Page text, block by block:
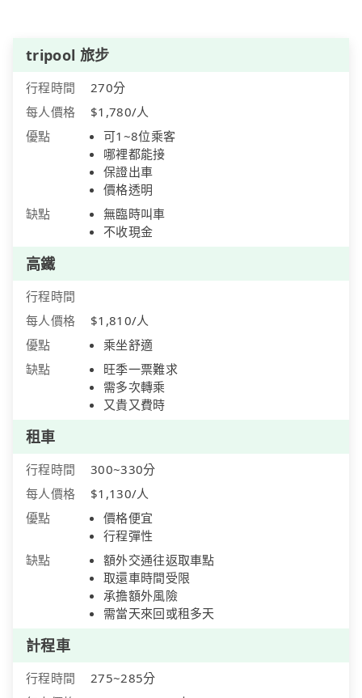
tripool 旅步
行程時間
270分
每人價格
$1,780/人
優點
可1~8位乘客
哪裡都能接
保證出車
價格透明
缺點
無臨時叫車
不收現金
高鐵
行程時間
每人價格
$1,810/人
優點
乘坐舒適
缺點
旺季一票難求
需多次轉乘
又貴又費時
租車
行程時間
300~330分
每人價格
$1,130/人
優點
價格便宜
行程彈性
缺點
額外交通往返取車點
取還車時間受限
承擔額外風險
需當天來回或租多天
計程車
行程時間
275~285分